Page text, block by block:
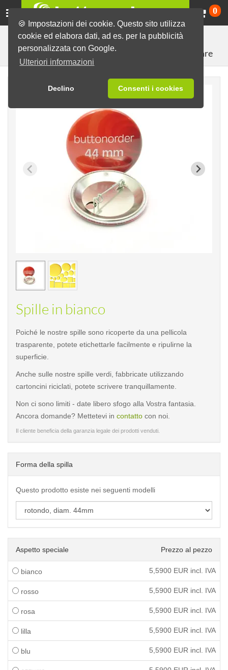
🍪 Impostazioni dei cookie. Questo sito utilizza
cookie ed elabora dati, ad es. per la pubblicità
personalizzata con Google.
Ulteriori informazioni
Declino Consenti i cookies
0
Spille pronte con disegni vari Spille in bianco
Spille da appuntare
< /picture>
Spille in bianco
Poiché le nostre spille sono ricoperte da una pellicola
trasparente, potete etichettarle facilmente e ripulirne la
superficie.
Anche sulle nostre spille verdi, fabbricate utilizzando
cartoncini riciclati, potete scrivere tranquillamente.
Non ci sono limiti - date libero sfogo alla Vostra fantasia.
Ancora domande? Mettetevi in contatto con noi.
Il cliente beneficia della garanzia legale dei prodotti venduti.
Forma della spilla
Questo prodotto esiste nei seguenti modelli
Aspetto speciale Prezzo al pezzo
bianco 5,5900 EUR incl. IVA
rosso 5,5900 EUR incl. IVA
rosa 5,5900 EUR incl. IVA
lilla 5,5900 EUR incl. IVA
blu 5,5900 EUR incl. IVA